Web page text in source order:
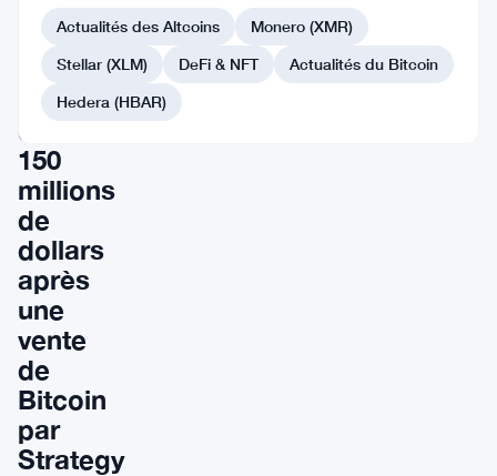
bloque
paiement
de
150
millions
de
dollars
après
une
vente
de
Bitcoin
par
Strategy
Actualités des Altcoins
Monero (XMR)
Stellar (XLM)
DeFi & NFT
Actualités du Bitcoin
Hedera (HBAR)